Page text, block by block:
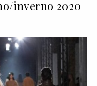
inverno 2020